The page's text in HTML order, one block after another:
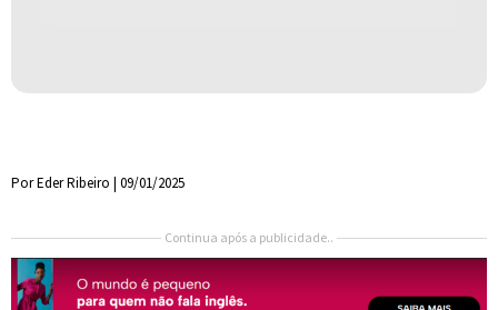
Por Eder Ribeiro | 09/01/2025
Continua após a publicidade..